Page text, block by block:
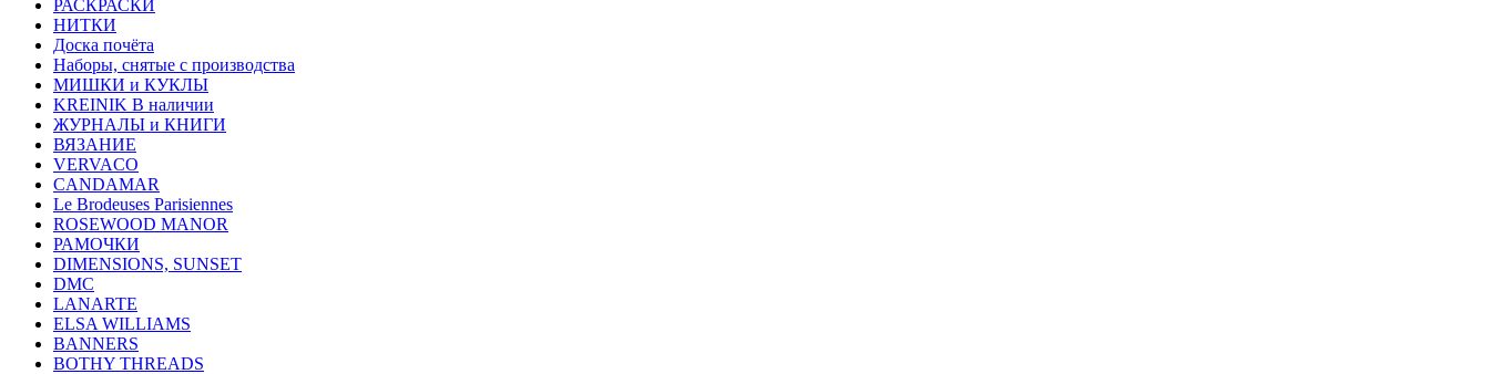
РАСКРАСКИ
НИТКИ
Доска почёта
Наборы, снятые с производства
МИШКИ и КУКЛЫ
KREINIK В наличии
ЖУРНАЛЫ и КНИГИ
ВЯЗАНИЕ
VERVACO
CANDAMAR
Le Brodeuses Parisiennes
ROSEWOOD MANOR
РАМОЧКИ
DIMENSIONS, SUNSET
DMC
LANARTE
ELSA WILLIAMS
BANNERS
BOTHY THREADS